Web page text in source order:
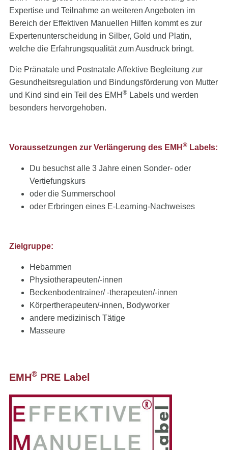
Expertise und Teilnahme an weiteren Angeboten im
Bereich der Effektiven Manuellen Hilfen kommt es zur
Expertenunterscheidung in Silber, Gold und Platin,
welche die Erfahrungsqualität zum Ausdruck bringt.
Die Pränatale und Postnatale Affektive Begleitung zur
Gesundheitsregulation und Bindungsförderung von Mutter
und Kind sind ein Teil des EMH ® Labels und werden
besonders hervorgehoben.
Voraussetzungen zur Verlängerung des EMH ® Labels:
Du besuchst alle 3 Jahre einen Sonder- oder
Vertiefungskurs
oder die Summerschool
oder Erbringen eines E-Learning-Nachweises
Zielgruppe:
Hebammen
Physiotherapeuten/-innen
Beckenbodentrainer/ -therapeuten/-innen
Körpertherapeuten/-innen, Bodyworker
andere medizinisch Tätige
Masseure
EMH® PRE Label